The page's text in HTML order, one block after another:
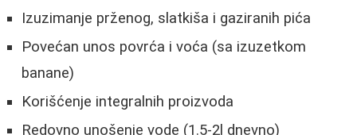
Izuzimanje prženog, slatkiša i gaziranih pića
Povećan unos povrća i voća (sa izuzetkom
banane)
Korišćenje integralnih proizvoda
Redovno unošenje vode (1.5-2l dnevno)